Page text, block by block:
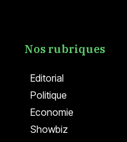
Editorial
Politique
Economie
Showbiz
Nos rubriques